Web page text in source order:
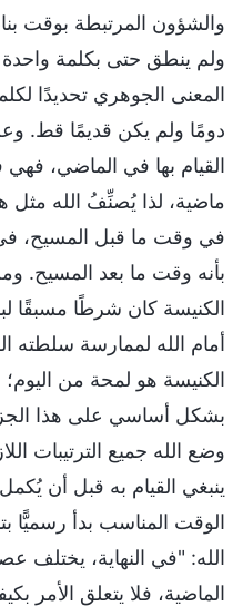
والشؤون المرتبطة بوقت
ولم ينطق حتى بكلمة
المعنى الجوهري تحديدًا
دومًا ولم يكن قديمًا قط.
القيام بها في الماضي،
ماضية، لذا يُصنِّفُ الله مثل
في وقت ما قبل المسيح،
بأنه وقت ما بعد المسيح.
الكنيسة كان شرطًا مسبقًا
أمام الله لممارسة سلطته
الكنيسة هو لمحة من
بشكل أساسي على هذا
وضع الله جميع الترتيبات
ينبغي القيام به قبل أن
الوقت المناسب بدأ رسميًّا
الله: "في النهاية، يختلف
الماضية، فلا يتعلق الأمر